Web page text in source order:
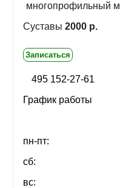
многопрофильный
Суставы 2000 р.
Записаться
495 152-27-61
График работы
пн-пт:
сб:
вс: